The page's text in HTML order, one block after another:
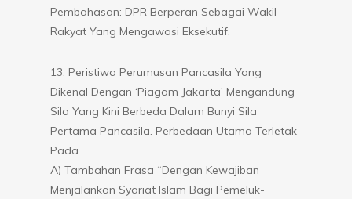
Pembahasan: DPR Berperan Sebagai Wakil
Rakyat Yang Mengawasi Eksekutif.
13. Peristiwa Perumusan Pancasila Yang
Dikenal Dengan ‘Piagam Jakarta’ Mengandung
Sila Yang Kini Berbeda Dalam Bunyi Sila
Pertama Pancasila. Perbedaan Utama Terletak
Pada…
A) Tambahan Frasa “dengan Kewajiban
Menjalankan Syariat Islam Bagi Pemeluk-